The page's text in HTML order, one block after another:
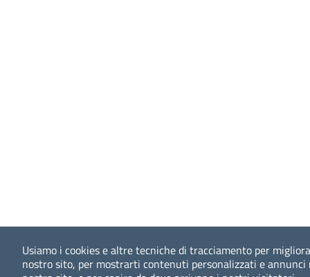
Usiamo i cookies e altre tecniche di tracciamento per
nostro sito, per mostrarti contenuti personalizzati e